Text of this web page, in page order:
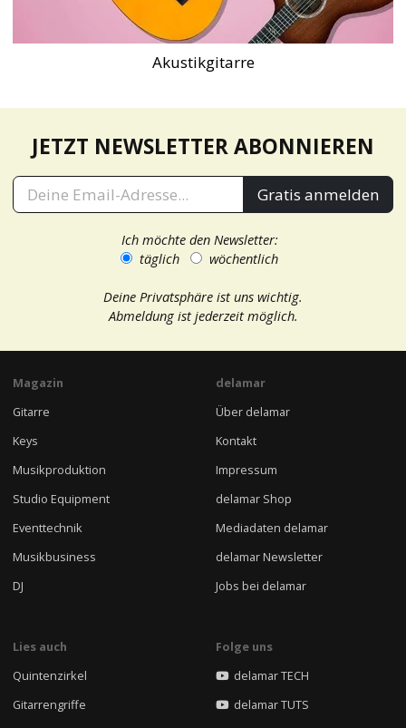
Akustikgitarre
JETZT NEWSLETTER ABONNIEREN
Gratis anmelden
Ich möchte den Newsletter:
täglich
wöchentlich
Deine Privatsphäre ist uns wichtig.
Abmeldung ist jederzeit möglich.
Magazin
Gitarre
Keys
Musikproduktion
Studio Equipment
Eventtechnik
Musikbusiness
DJ
delamar
Über delamar
Kontakt
Impressum
delamar Shop
Mediadaten delamar
delamar Newsletter
Jobs bei delamar
Lies auch
Quintenzirkel
Gitarrengriffe
Folge uns
delamar TECH
delamar TUTS